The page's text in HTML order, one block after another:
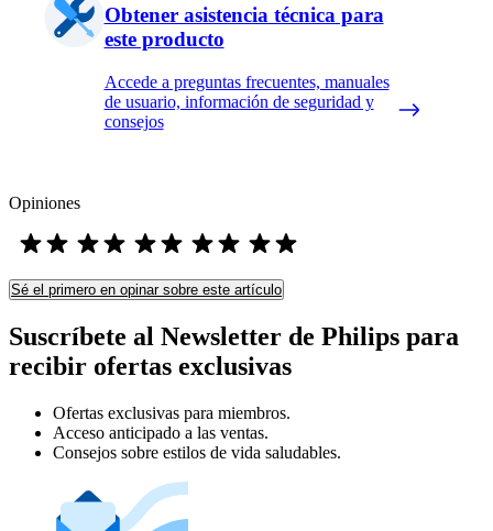
Obtener asistencia técnica para
este producto
Accede a preguntas frecuentes, manuales
de usuario, información de seguridad y
consejos
Opiniones
Sé el primero en opinar sobre este artículo
Suscríbete al Newsletter de Philips para
recibir ofertas exclusivas
Ofertas exclusivas para miembros.
Acceso anticipado a las ventas.
Consejos sobre estilos de vida saludables.